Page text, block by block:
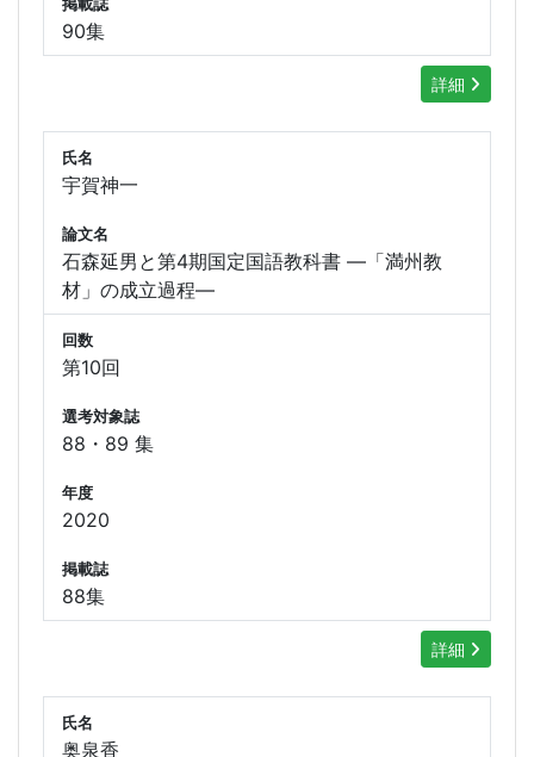
掲載誌
90集
詳細
氏名
宇賀神一
論文名
石森延男と第4期国定国語教科書 —「満州教
材」の成立過程—
回数
第10回
選考対象誌
88・89 集
年度
2020
掲載誌
88集
詳細
氏名
奥泉香